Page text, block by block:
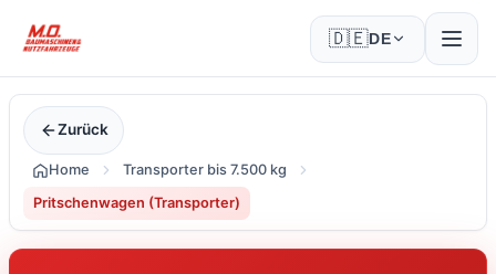
🇩🇪DE
Zurück
Home
Transporter bis 7.500 kg
Pritschenwagen (Transporter)